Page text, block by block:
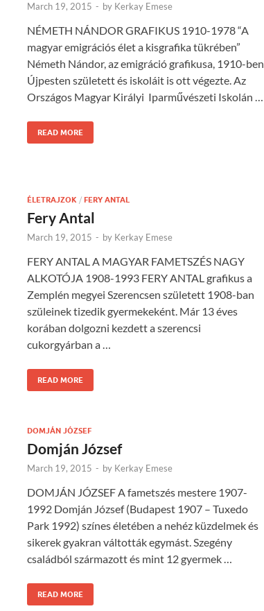
March 19, 2015 - by Kerkay Emese
NÉMETH NÁNDOR GRAFIKUS 1910-1978 “A
magyar emigrációs élet a kisgrafika tükrében”
Németh Nándor, az emigráció grafikusa, 1910-ben
Újpesten született és iskoláit is ott végezte. Az
Országos Magyar Királyi Iparművészeti Iskolán …
READ MORE
ÉLETRAJZOK / FERY ANTAL
Fery Antal
March 19, 2015 - by Kerkay Emese
FERY ANTAL A MAGYAR FAMETSZÉS NAGY
ALKOTÓJA 1908-1993 FERY ANTAL grafikus a
Zemplén megyei Szerencsen született 1908-ban
szüleinek tizedik gyermekeként. Már 13 éves
korában dolgozni kezdett a szerencsi
cukorgyárban a …
READ MORE
DOMJÁN JÓZSEF
Domján József
March 19, 2015 - by Kerkay Emese
DOMJÁN JÓZSEF A fametszés mestere 1907-
1992 Domján József (Budapest 1907 – Tuxedo
Park 1992) színes életében a nehéz küzdelmek és
sikerek gyakran váltották egymást. Szegény
családból származott és mint 12 gyermek …
READ MORE